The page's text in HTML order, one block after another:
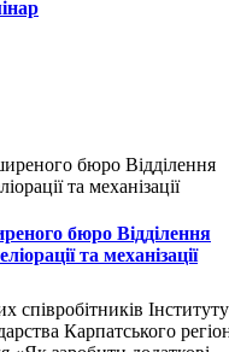
бюро Відділення
та механізації